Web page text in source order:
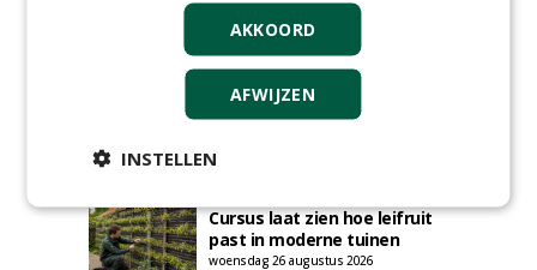
Roadshow over
GreentoColour en Heem in
Swalmen
woensdag 12 augustus 2026
Menkehorst houdt
van ruim 100 kwekers
Cursus laat zien hoe leifruit
past in moderne tuinen
woensdag 26 augustus 2026
AKKOORD
AFWIJZEN
INSTELLEN